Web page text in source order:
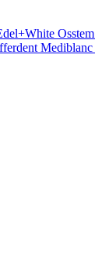
Osstem
Mediblanc